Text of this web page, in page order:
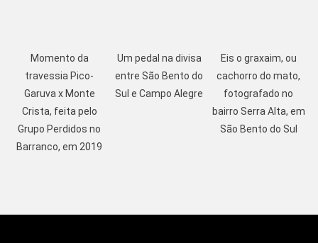
Momento da
travessia Pico-
Garuva x Monte
Crista, feita pelo
Grupo Perdidos no
Barranco, em 2019
Um pedal na divisa
entre São Bento do
Sul e Campo Alegre
Eis o graxaim, ou
cachorro do mato,
fotografado no
bairro Serra Alta, em
São Bento do Sul